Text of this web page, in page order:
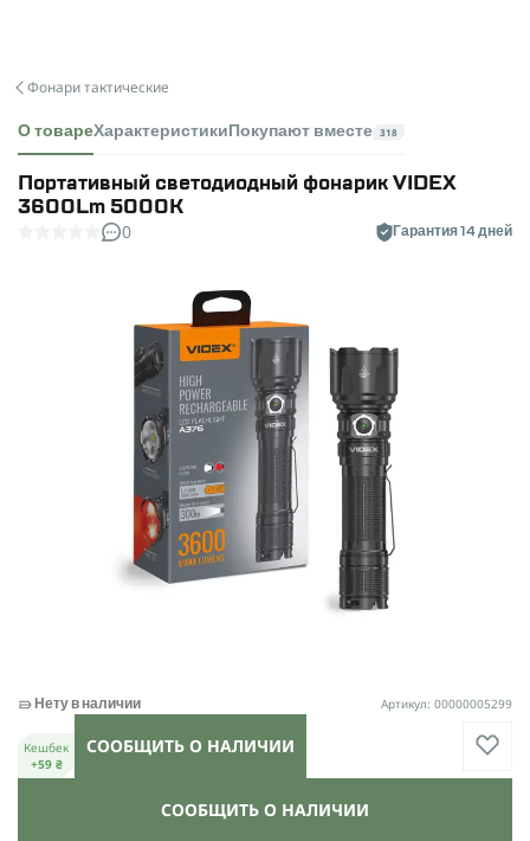
Фонари тактические
О товареХарактеристики Покупают вместе 318
Портативный светодиодный фонарик VIDEX
3600Lm 5000K
0 Гарантия 14 дней
СООБЩИТЬ О НАЛИЧИИ
Нету в наличии Артикул: 00000005299
Кешбек
+59 ₴
СООБЩИТЬ О НАЛИЧИИ